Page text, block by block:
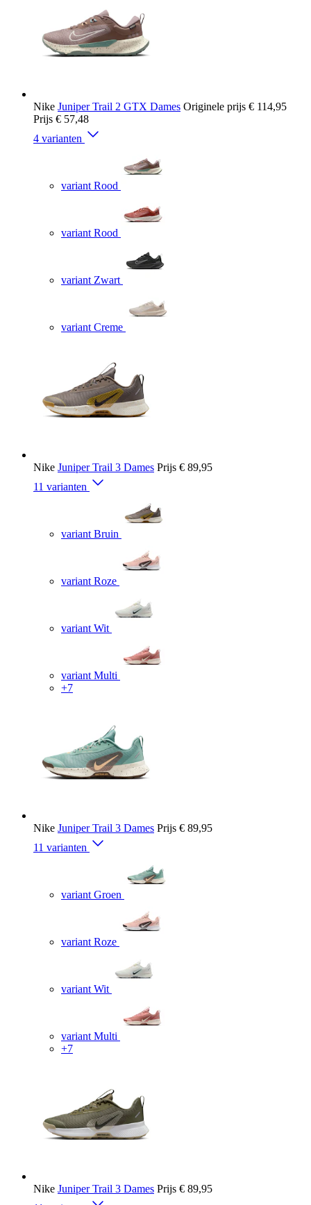
Nike Juniper Trail 2 GTX Dames Originele prijs € 114,95
Prijs € 57,48
4 varianten
variant Rood
variant Rood
variant Zwart
variant Creme
Nike Juniper Trail 3 Dames Prijs € 89,95
11 varianten
variant Bruin
variant Roze
variant Wit
variant Multi
+7
Nike Juniper Trail 3 Dames Prijs € 89,95
11 varianten
variant Groen
variant Roze
variant Wit
variant Multi
+7
Nike Juniper Trail 3 Dames Prijs € 89,95